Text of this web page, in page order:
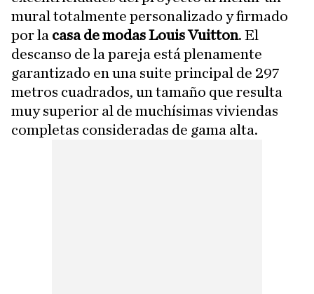
mural totalmente personalizado y firmado
por la casa de modas Louis Vuitton. El
descanso de la pareja está plenamente
garantizado en una suite principal de 297
metros cuadrados, un tamaño que resulta
muy superior al de muchísimas viviendas
completas consideradas de gama alta.